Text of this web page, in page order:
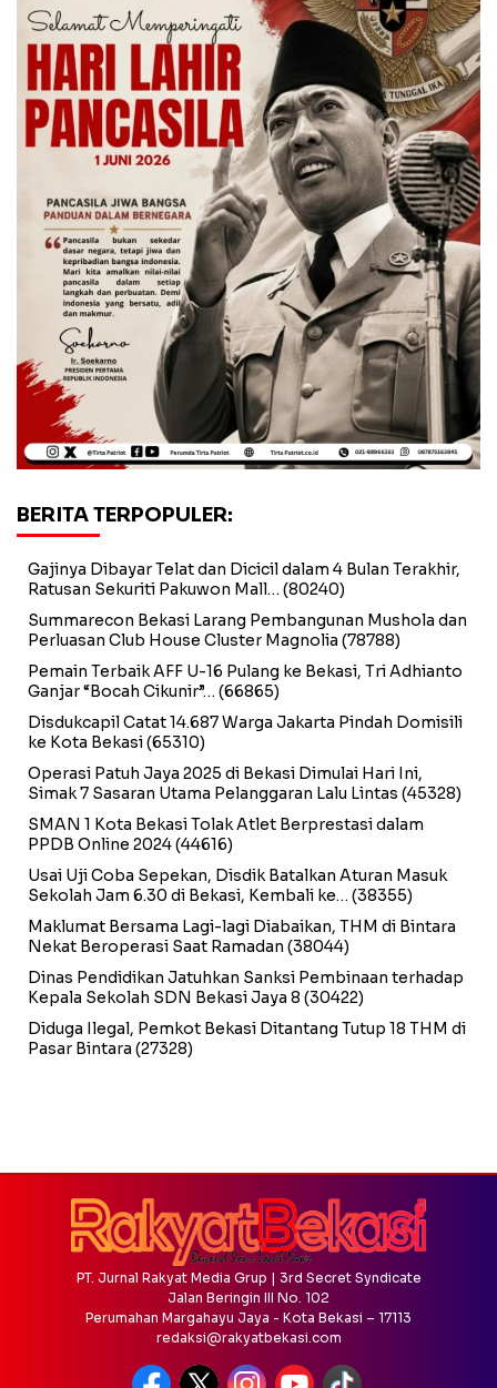
BERITA TERPOPULER:
Gajinya Dibayar Telat dan Dicicil dalam 4 Bulan Terakhir,
Ratusan Sekuriti Pakuwon Mall… (80240)
Summarecon Bekasi Larang Pembangunan Mushola dan
Perluasan Club House Cluster Magnolia (78788)
Pemain Terbaik AFF U-16 Pulang ke Bekasi, Tri Adhianto
Ganjar “Bocah Cikunir”… (66865)
Disdukcapil Catat 14.687 Warga Jakarta Pindah Domisili
ke Kota Bekasi(65310)
Operasi Patuh Jaya 2025 di Bekasi Dimulai Hari Ini,
Simak 7 Sasaran Utama Pelanggaran Lalu Lintas (45328)
SMAN 1 Kota Bekasi Tolak Atlet Berprestasi dalam
PPDB Online 2024(44616)
Usai Uji Coba Sepekan, Disdik Batalkan Aturan Masuk
Sekolah Jam 6.30 di Bekasi, Kembali ke… (38355)
Maklumat Bersama Lagi-lagi Diabaikan, THM di Bintara
Nekat Beroperasi Saat Ramadan (38044)
Dinas Pendidikan Jatuhkan Sanksi Pembinaan terhadap
Kepala Sekolah SDN Bekasi Jaya 8 (30422)
Diduga Ilegal, Pemkot Bekasi Ditantang Tutup 18 THM di
Pasar Bintara (27328)
PT. Jurnal Rakyat Media Grup | 3rd Secret Syndicate
Jalan Beringin III No. 102
Perumahan Margahayu Jaya - Kota Bekasi – 17113
redaksi@rakyatbekasi.com